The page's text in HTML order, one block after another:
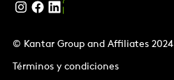
© Kantar Group and Affiliates 2024
Términos y condiciones